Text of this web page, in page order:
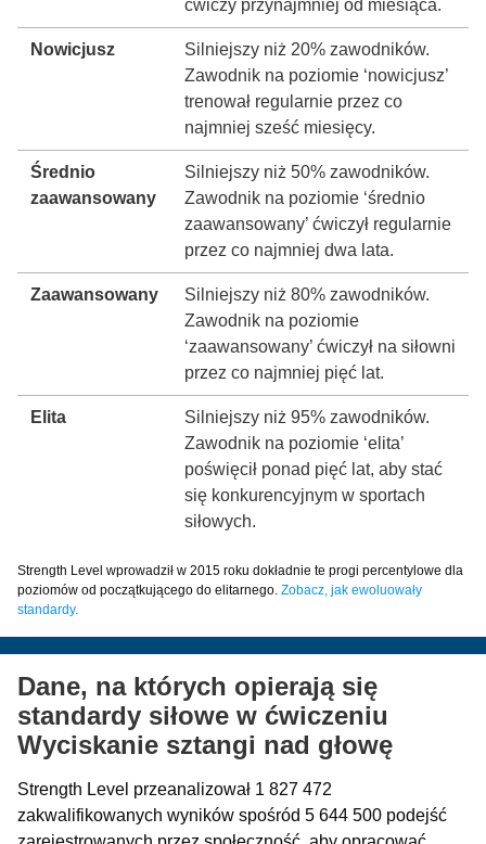
ćwiczy przynajmniej od miesiąca.
Nowicjusz
Silniejszy niż 20% zawodników.
Zawodnik na poziomie ‘nowicjusz’
trenował regularnie przez co
najmniej sześć miesięcy.
Średnio
zaawansowany
Silniejszy niż 50% zawodników.
Zawodnik na poziomie ‘średnio
zaawansowany’ ćwiczył regularnie
przez co najmniej dwa lata.
Zaawansowany
Silniejszy niż 80% zawodników.
Zawodnik na poziomie
‘zaawansowany’ ćwiczył na siłowni
przez co najmniej pięć lat.
Elita
Silniejszy niż 95% zawodników.
Zawodnik na poziomie ‘elita’
poświęcił ponad pięć lat, aby stać
się konkurencyjnym w sportach
siłowych.
Strength Level wprowadził w 2015 roku dokładnie te progi percentylowe dla
poziomów od początkującego do elitarnego. Zobacz, jak ewoluowały
standardy.
Dane, na których opierają się
standardy siłowe w ćwiczeniu
Wyciskanie sztangi nad głowę
Strength Level przeanalizował 1 827 472
zakwalifikowanych wyników spośród 5 644 500 podejść